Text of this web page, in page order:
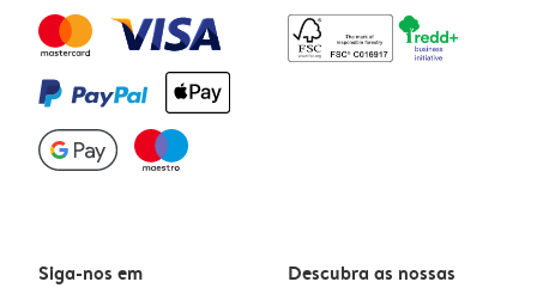
Siga-nos em
Descubra as nossas